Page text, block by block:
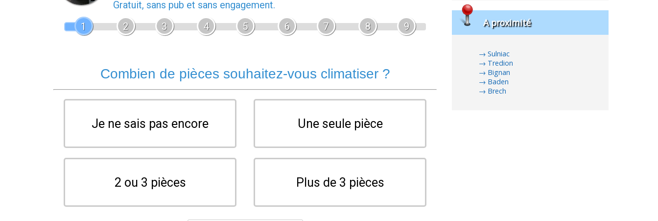
Gratuit, sans pub et sans engagement.
1
2 3 4 5 6 7 8 9
Combien de pièces souhaitez-vous climatiser ?
Je ne sais pas encore Une seule pièce
2 ou 3 pièces Plus de 3 pièces
A proximité
Sulniac
Tredion
Bignan
Baden
Brech